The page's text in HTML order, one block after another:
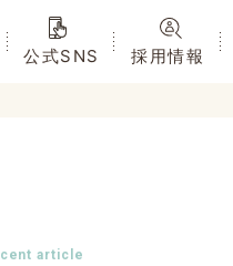
公式SNS 採用情報